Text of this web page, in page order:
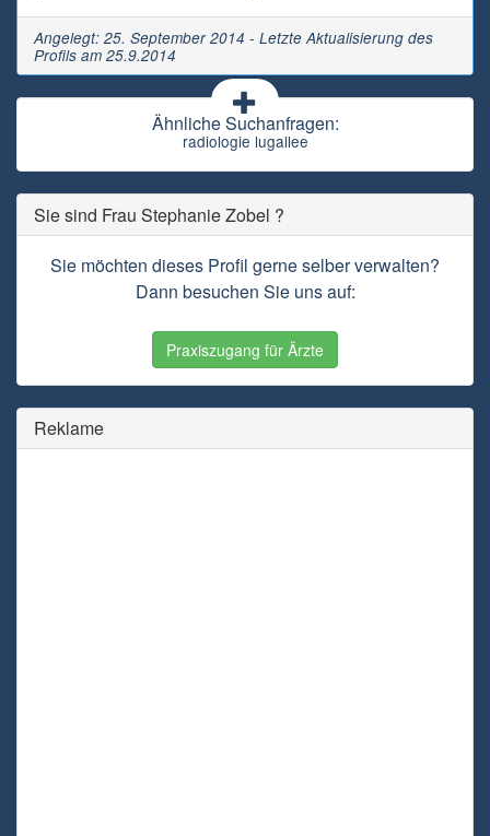
Angelegt: 25. September 2014 - Letzte Aktualisierung des
Profils am 25.9.2014
Ähnliche Suchanfragen:
radiologie lugallee
Sie sind Frau Stephanie Zobel ?
Sie möchten dieses Profil gerne selber verwalten?
Dann besuchen Sie uns auf:
Praxiszugang für Ärzte
Reklame